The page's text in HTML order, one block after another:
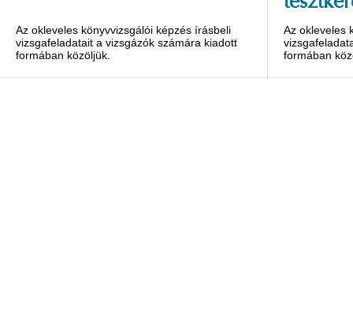
Az okleveles könyvvizsgálói képzés írásbeli
vizsgafeladatait a vizsgázók számára kiadott
formában közöljük.
Az okleveles
formában